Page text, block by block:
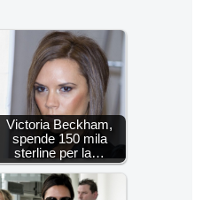
Victoria Beckham,
spende 150 mila
sterline per la…